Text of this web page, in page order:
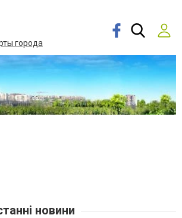
города
новини